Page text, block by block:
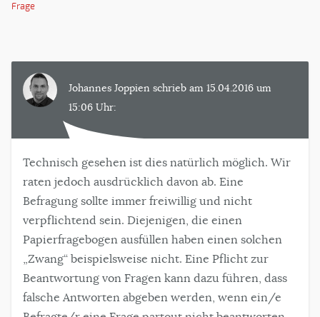
Frage
Johannes Joppien schrieb am 15.04.2016 um
15:06 Uhr:
Technisch gesehen ist dies natürlich möglich. Wir
raten jedoch ausdrücklich davon ab. Eine
Befragung sollte immer freiwillig und nicht
verpflichtend sein. Diejenigen, die einen
Papierfragebogen ausfüllen haben einen solchen
„Zwang“ beispielsweise nicht. Eine Pflicht zur
Beantwortung von Fragen kann dazu führen, dass
falsche Antworten abgeben werden, wenn ein/e